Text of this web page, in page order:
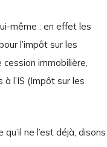
même : en effet les
l’impôt sur les
immobilière,
l’IS (Impôt sur les
ne l’est déjà, disons